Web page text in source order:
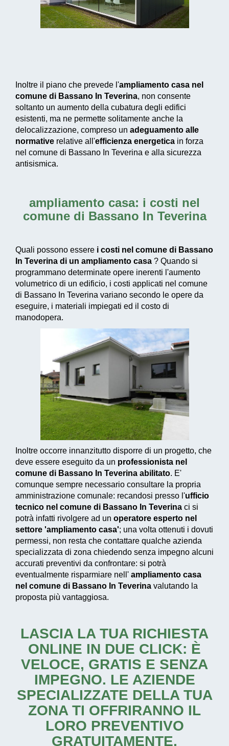
Inoltre il piano che prevede l'ampliamento casa nel
comune di Bassano In Teverina, non consente
soltanto un aumento della cubatura degli edifici
esistenti, ma ne permette solitamente anche la
delocalizzazione, compreso un adeguamento alle
normative relative all'efficienza energetica in forza
nel comune di Bassano In Teverina e alla sicurezza
antisismica.
ampliamento casa: i costi nel
comune di Bassano In Teverina
Quali possono essere i costi nel comune di Bassano
In Teverina di un ampliamento casa ? Quando si
programmano determinate opere inerenti l'aumento
volumetrico di un edificio, i costi applicati nel comune
di Bassano In Teverina variano secondo le opere da
eseguire, i materiali impiegati ed il costo di
manodopera.
Inoltre occorre innanzitutto disporre di un progetto, che
deve essere eseguito da un professionista nel
comune di Bassano In Teverina abilitato. E'
comunque sempre necessario consultare la propria
amministrazione comunale: recandosi presso l'ufficio
tecnico nel comune di Bassano In Teverina ci si
potrà infatti rivolgere ad un operatore esperto nel
settore 'ampliamento casa'; una volta ottenuti i dovuti
permessi, non resta che contattare qualche azienda
specializzata di zona chiedendo senza impegno alcuni
accurati preventivi da confrontare: si potrà
eventualmente risparmiare nell' ampliamento casa
nel comune di Bassano In Teverina valutando la
proposta più vantaggiosa.
LASCIA LA TUA RICHIESTA
ONLINE IN DUE CLICK: È
VELOCE, GRATIS E SENZA
IMPEGNO. LE AZIENDE
SPECIALIZZATE DELLA TUA
ZONA TI OFFRIRANNO IL
LORO PREVENTIVO
GRATUITAMENTE.